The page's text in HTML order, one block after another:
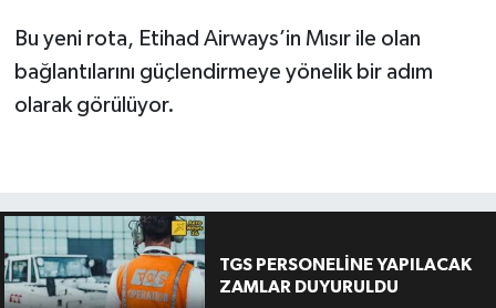
Bu yeni rota, Etihad Airways’in Mısır ile olan
bağlantılarını güçlendirmeye yönelik bir adım
olarak görülüyor.
TGS PERSONELİNE YAPILACAK
ZAMLAR DUYURULDU